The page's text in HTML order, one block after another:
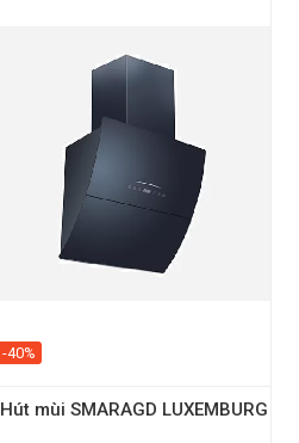
-40%
Hút mùi SMARAGD LUXEMBURG